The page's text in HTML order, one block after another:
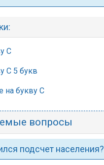
С
С 5 букв
на букву С
вопросы
подсчет населения?